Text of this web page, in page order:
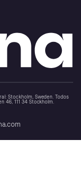
Stockholm, Sweden. Todos
46, 111 34 Stockholm.